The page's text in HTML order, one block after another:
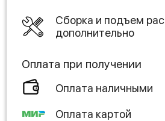
Сборка и подъем
дополнительно
Оплата при получении
Оплата наличными
Оплата картой